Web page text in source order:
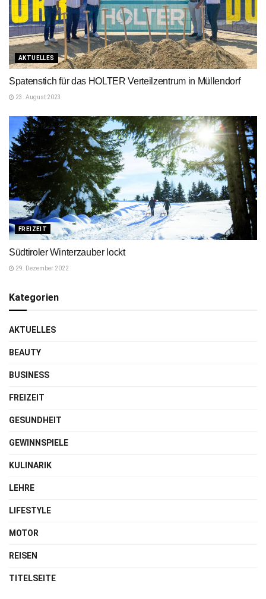
AKTUELLES
Spatenstich für das HOLTER Verteilzentrum in Müllendorf
23. August 2023
FREIZEIT
Südtiroler Winterzauber lockt
29. Dezember 2022
Kategorien
AKTUELLES
BEAUTY
BUSINESS
FREIZEIT
GESUNDHEIT
GEWINNSPIELE
KULINARIK
LEHRE
LIFESTYLE
MOTOR
REISEN
TITELSEITE